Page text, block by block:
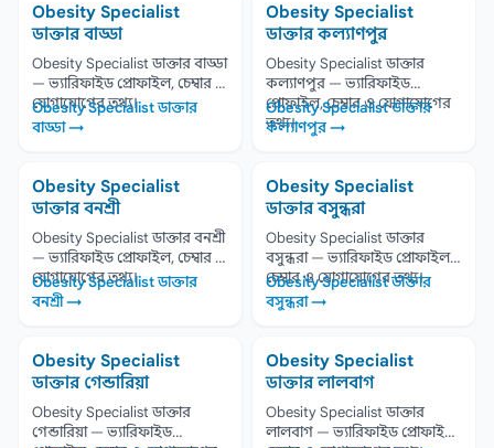
Obesity Specialist
ডাক্তার বাড্ডা
Obesity Specialist ডাক্তার বাড্ডা
— ভ্যারিফাইড প্রোফাইল, চেম্বার ও
যোগাযোগের তথ্য।
Obesity Specialist ডাক্তার
বাড্ডা →
Obesity Specialist
ডাক্তার কল্যাণপুর
Obesity Specialist ডাক্তার
কল্যাণপুর — ভ্যারিফাইড
প্রোফাইল, চেম্বার ও যোগাযোগের
তথ্য।
Obesity Specialist ডাক্তার
কল্যাণপুর →
Obesity Specialist
ডাক্তার বনশ্রী
Obesity Specialist ডাক্তার বনশ্রী
— ভ্যারিফাইড প্রোফাইল, চেম্বার ও
যোগাযোগের তথ্য।
Obesity Specialist ডাক্তার
বনশ্রী →
Obesity Specialist
ডাক্তার বসুন্ধরা
Obesity Specialist ডাক্তার
বসুন্ধরা — ভ্যারিফাইড প্রোফাইল,
চেম্বার ও যোগাযোগের তথ্য।
Obesity Specialist ডাক্তার
বসুন্ধরা →
Obesity Specialist
ডাক্তার গেন্ডারিয়া
Obesity Specialist ডাক্তার
গেন্ডারিয়া — ভ্যারিফাইড
Obesity Specialist
ডাক্তার লালবাগ
Obesity Specialist ডাক্তার
লালবাগ — ভ্যারিফাইড প্রোফাইল,